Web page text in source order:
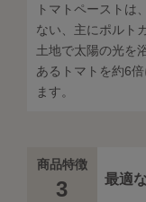
トマトペーストは
ない、主にポルト
土地で太陽の光を
あるトマトを約6
ます。
商品特徴
3 最適